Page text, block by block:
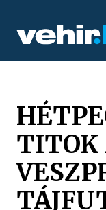
TITOK